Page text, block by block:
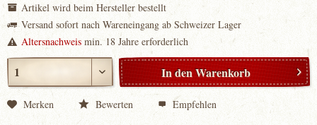
Artikel wird beim Hersteller bestellt
Versand sofort nach Wareneingang ab Schweizer Lager
Altersnachweis min. 18 Jahre erforderlich
In denWarenkorb
Merken Bewerten Empfehlen